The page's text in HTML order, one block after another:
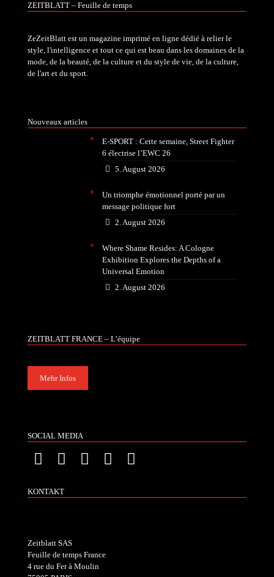
ZEITBLATT – Feuille de temps
ZeZeitBlatt est un magazine imprimé en ligne dédié à relier le
style, l'intelligence et tout ce qui est beau dans les domaines de la
mode, de la beauté, de la culture et du style de vie, de la culture,
de l'art et du sport.
Nouveaux articles
E-SPORT : Cette semaine, Street Fighter
6 électrise l’EWC 26
5. August 2026
Un triomphe émotionnel porté par un
message politique fort
2. August 2026
Where Shame Resides: A Cologne
Exhibition Explores the Depths of a
Universal Emotion
2. August 2026
ZEITBLATT FRANCE – L’équipe
Mehr Infos
SOCIAL MEDIA
KONTAKT
Zeitblatt SAS
Feuille de temps France
4 rue du Fer à Moulin